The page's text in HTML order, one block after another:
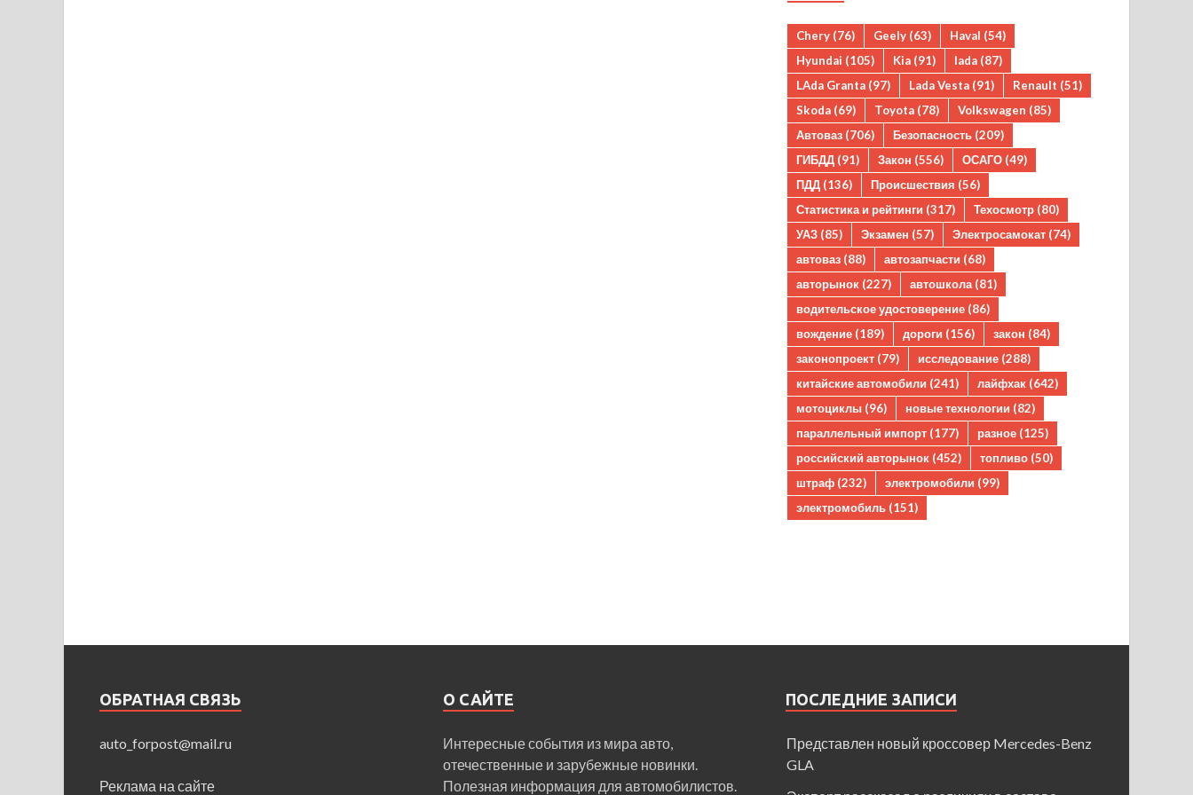
Chery (76) Geely (63) Haval (54)
Hyundai (105) Kia (91) lada (87)
LAda Granta (97) Lada Vesta (91) Renault (51)
Skoda (69) Toyota (78) Volkswagen (85)
Автоваз (706) Безопасность (209)
ГИБДД (91) Закон (556) ОСАГО (49)
ПДД (136) Происшествия (56)
Статистика и рейтинги (317) Техосмотр (80)
УАЗ (85) Экзамен (57) Электросамокат (74)
автоваз (88) автозапчасти (68)
авторынок (227) автошкола (81)
водительское удостоверение (86)
вождение (189) дороги (156) закон (84)
законопроект (79) исследование (288)
китайские автомобили (241) лайфхак (642)
мотоциклы (96) новые технологии (82)
параллельный импорт (177) разное (125)
российский авторынок (452) топливо (50)
штраф (232) электромобили (99)
электромобиль (151)
ОБРАТНАЯ СВЯЗЬ
auto_forpost@mail.ru
Реклама на сайте
О САЙТЕ
Интересные события из мира авто,
отечественные и зарубежные новинки.
Полезная информация для автомобилистов.
ПОСЛЕДНИЕ ЗАПИСИ
Представлен новый кроссовер Mercedes-Benz
GLA